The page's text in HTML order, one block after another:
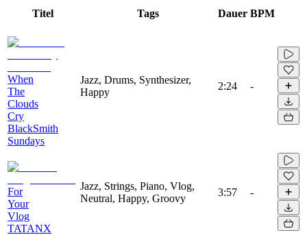
Titel Tags Dauer BPM
When
The
Clouds
Cry
BlackSmith
Sundays
Jazz, Drums, Synthesizer,
Happy
2:24 -
For
Your
Vlog
TATANX
Jazz, Strings, Piano, Vlog,
Neutral, Happy, Groovy
3:57 -